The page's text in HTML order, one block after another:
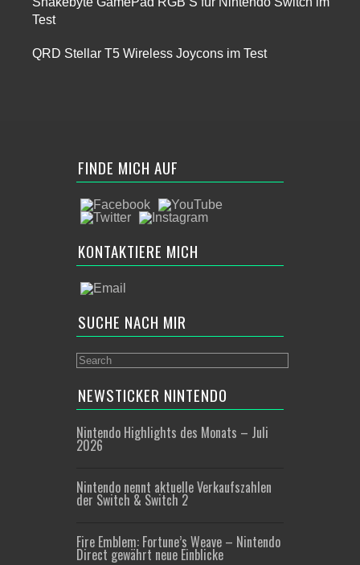
Test
QRD Stellar T5 Wireless Joycons im Test
FINDE MICH AUF
KONTAKTIERE MICH
SUCHE NACH MIR
NEWSTICKER NINTENDO
Nintendo Highlights des Monats – Juli
2026
Nintendo nennt aktuelle Verkaufszahlen
der Switch & Switch 2
Fire Emblem: Fortune’s Weave – Nintendo
Direct gewährt neue Einblicke